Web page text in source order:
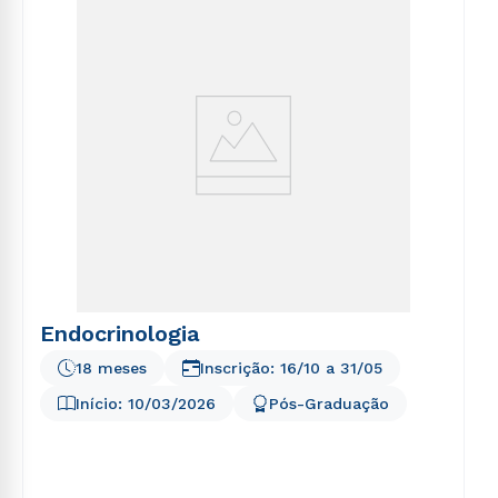
Endocrinologia
Início: 10/03/2026
18 meses
Pós-Graduação
Inscrição: 16/10 a 31/05